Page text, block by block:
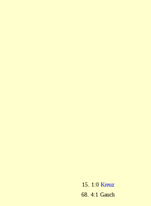
15. 1:0 Kreuz
68. 4:1 Gauch